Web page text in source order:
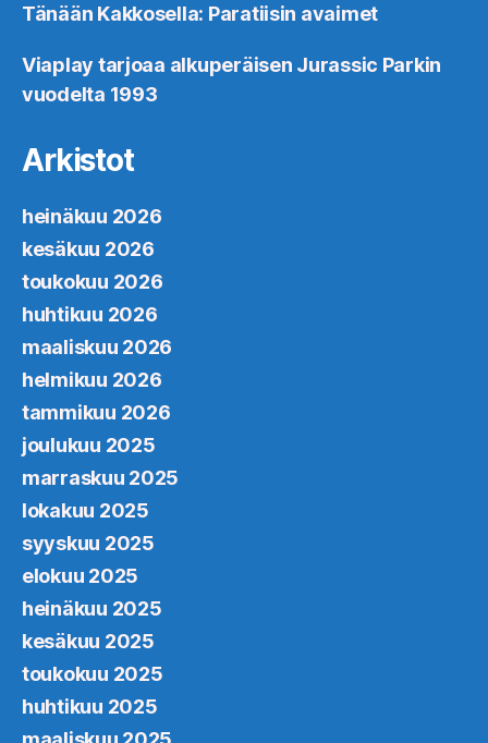
Tänään Kakkosella: Paratiisin avaimet
Viaplay tarjoaa alkuperäisen Jurassic Parkin
vuodelta 1993
Arkistot
heinäkuu 2026
kesäkuu 2026
toukokuu 2026
huhtikuu 2026
maaliskuu 2026
helmikuu 2026
tammikuu 2026
joulukuu 2025
marraskuu 2025
lokakuu 2025
syyskuu 2025
elokuu 2025
heinäkuu 2025
kesäkuu 2025
toukokuu 2025
huhtikuu 2025